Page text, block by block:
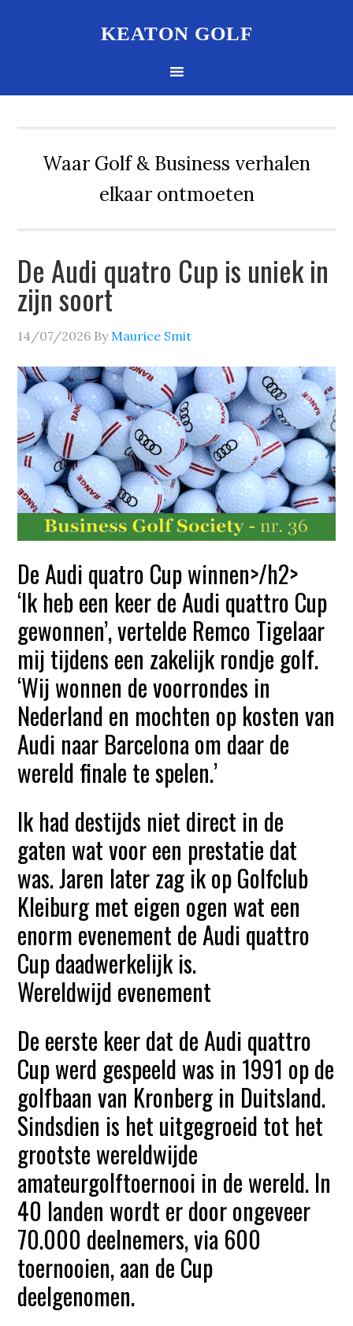
KEATON GOLF
Waar Golf & Business verhalen
elkaar ontmoeten
De Audi quatro Cup is uniek in
zijn soort
14/07/2026 ByMaurice Smit
De Audi quatro Cup winnen>/h2>
‘Ik heb een keer de Audi quattro Cup
gewonnen’, vertelde Remco Tigelaar
mij tijdens een zakelijk rondje golf.
‘Wij wonnen de voorrondes in
Nederland en mochten op kosten van
Audi naar Barcelona om daar de
wereld finale te spelen.’
Ik had destijds niet direct in de
gaten wat voor een prestatie dat
was. Jaren later zag ik op Golfclub
Kleiburg met eigen ogen wat een
enorm evenement de Audi quattro
Cup daadwerkelijk is.
Wereldwijd evenement
De eerste keer dat de Audi quattro
Cup werd gespeeld was in 1991 op de
golfbaan van Kronberg in Duitsland.
Sindsdien is het uitgegroeid tot het
grootste wereldwijde
amateurgolftoernooi in de wereld. In
40 landen wordt er door ongeveer
70.000 deelnemers, via 600
toernooien, aan de Cup
deelgenomen.